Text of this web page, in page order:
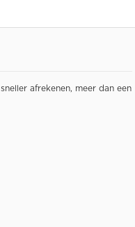
afrekenen, meer dan een